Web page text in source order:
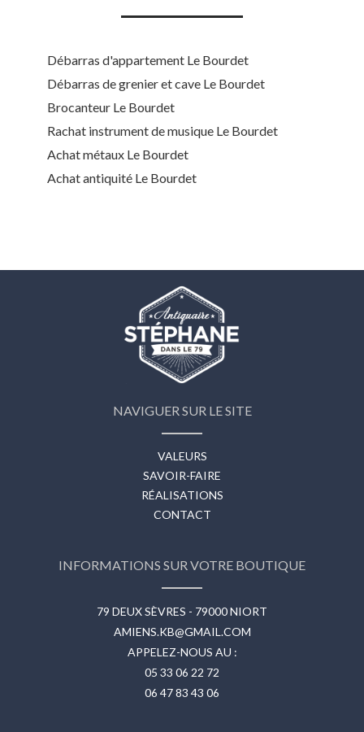
Débarras d'appartement Le Bourdet
Débarras de grenier et cave Le Bourdet
Brocanteur Le Bourdet
Rachat instrument de musique Le Bourdet
Achat métaux Le Bourdet
Achat antiquité Le Bourdet
NAVIGUER SUR LE SITE
VALEURS
SAVOIR-FAIRE
RÉALISATIONS
CONTACT
INFORMATIONS SUR VOTRE BOUTIQUE
79 DEUX SÈVRES - 79000 NIORT
AMIENS.KB@GMAIL.COM
APPELEZ-NOUS AU :
05 33 06 22 72
06 47 83 43 06